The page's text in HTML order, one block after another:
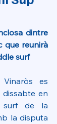
dintre
que reunirà
surf
es
en
surf de la
la disputa